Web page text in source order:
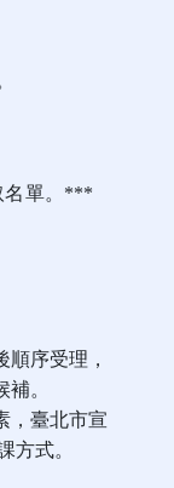
名單。***
序受理，
。
，臺北市宣
方式。